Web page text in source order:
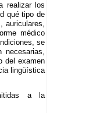
realizar los
qué tipo de
auriculares,
médico
se
necesarias,
del examen
lingüística
a la